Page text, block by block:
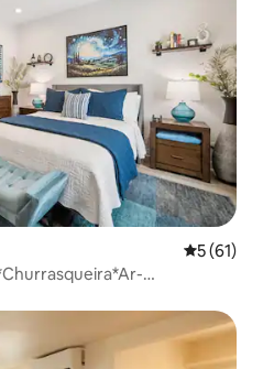
5 de uma
5 (61)